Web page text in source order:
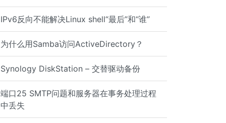
IPv6反向不能解决Linux shell“最后”和“谁”
为什么用Samba访问ActiveDirectory？
Synology DiskStation – 交替驱动备份
端口25 SMTP问题和服务器在事务处理过程
中丢失